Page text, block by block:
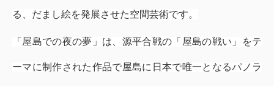
る、だまし絵を発展させた空間芸術です。
「屋島での夜の夢」は、源平合戦の「屋島の戦い」をテ
ーマに制作された作品で屋島に日本で唯一となるパノラ